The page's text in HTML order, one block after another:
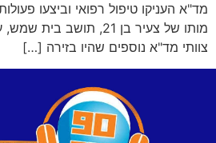
מד"א העניקו טיפול רפואי וביצעו
מותו של צעיר בן 21,
צוותי מד"א נוספים שהיו בזירה […]